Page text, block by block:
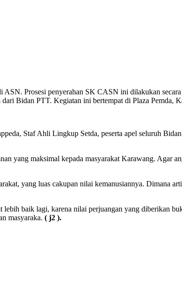
Prosesi penyerahan SK CASN ini dilakukan
Bidan PTT. Kegiatan ini bertempat di Plaza Pemda,
Staf Ahli Lingkup Setda, peserta apel seluruh
yang maksimal kepada masyarakat Karawang. Agar
yang luas cakupan nilai kemanusiannya. Dimana
baik lagi, karena nilai perjuangan yang diberikan
masyaraka. ( j2 ).